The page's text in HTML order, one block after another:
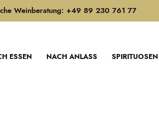
Weinberatung: +49 89 230 761 77
ESSEN NACH ANLASS SPIRITUOSEN